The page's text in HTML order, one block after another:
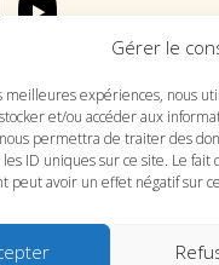
Gérer le
meilleures expériences, nous
et/ou accéder aux
permettra de traiter des
les ID uniques sur ce site. Le
peut avoir un effet négatif sur
PLAN DU SITE